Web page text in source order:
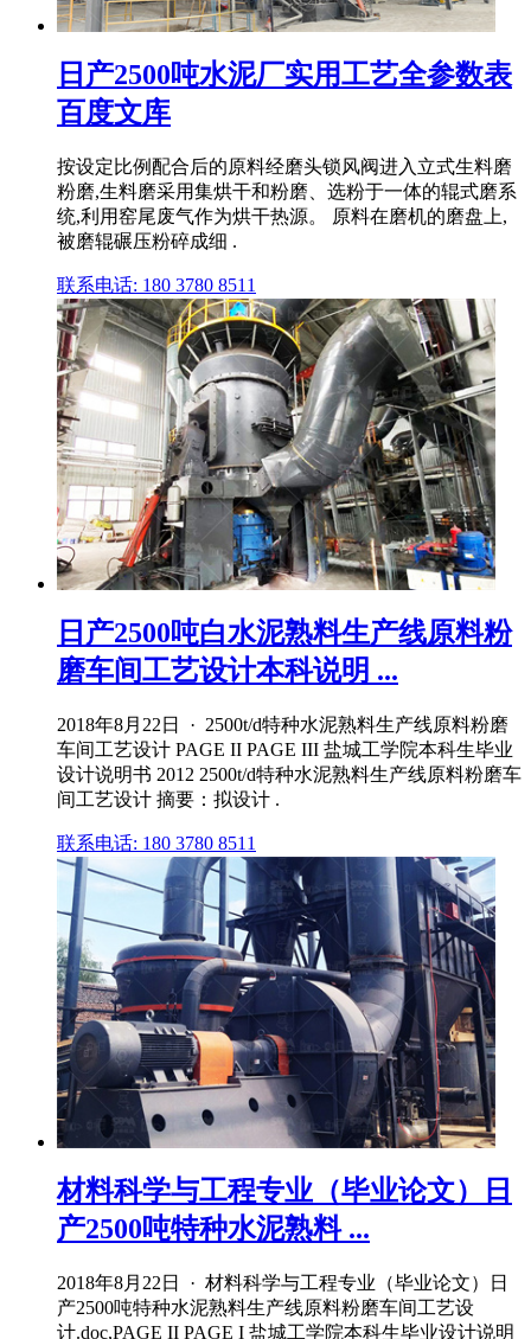
日产2500吨水泥厂实用工艺全参数表
百度文库
按设定比例配合后的原料经磨头锁风阀进入立式生料磨
粉磨,生料磨采用集烘干和粉磨、选粉于一体的辊式磨系
统,利用窑尾废气作为烘干热源。 原料在磨机的磨盘上,
被磨辊碾压粉碎成细 .
联系电话: 180 3780 8511
日产2500吨白水泥熟料生产线原料粉
磨车间工艺设计本科说明 ...
2018年8月22日 · 2500t/d特种水泥熟料生产线原料粉磨
车间工艺设计 PAGE II PAGE III 盐城工学院本科生毕业
设计说明书 2012 2500t/d特种水泥熟料生产线原料粉磨车
间工艺设计 摘要：拟设计 .
联系电话: 180 3780 8511
材料科学与工程专业（毕业论文）日
产2500吨特种水泥熟料 ...
2018年8月22日 · 材料科学与工程专业（毕业论文）日
产2500吨特种水泥熟料生产线原料粉磨车间工艺设
计.doc,PAGE II PAGE I 盐城工学院本科生毕业设计说明